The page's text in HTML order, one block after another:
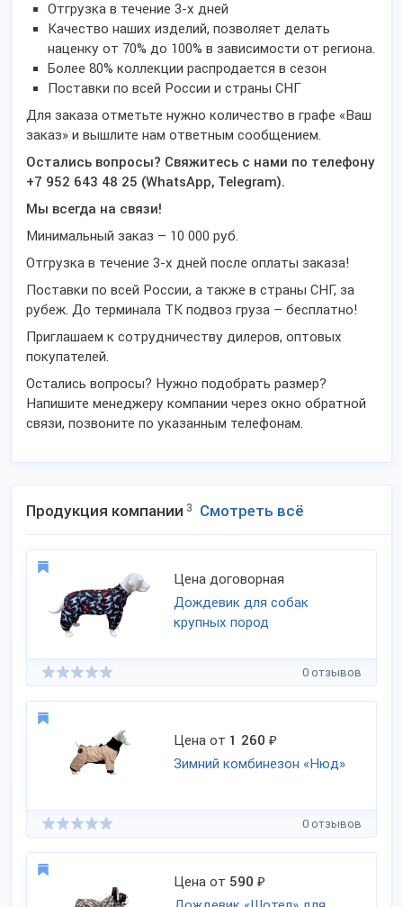
Отгрузка в течение 3-х дней
Качество наших изделий, позволяет делать
наценку от 70% до 100% в зависимости от региона.
Более 80% коллекции распродается в сезон
Поставки по всей России и страны СНГ
Для заказа отметьте нужно количество в графе «Ваш
заказ» и вышлите нам ответным сообщением.
Остались вопросы? Свяжитесь с нами по телефону
+7 952 643 48 25 (WhatsApp, Telegram).
Мы всегда на связи!
Минимальный заказ – 10 000 руб.
Отгрузка в течение 3-х дней после оплаты заказа!
Поставки по всей России, а также в страны СНГ, за
рубеж. До терминала ТК подвоз груза – бесплатно!
Приглашаем к сотрудничеству дилеров, оптовых
покупателей.
Остались вопросы? Нужно подобрать размер?
Напишите менеджеру компании через окно обратной
связи, позвоните по указанным телефонам.
Продукция компании 3 Смотреть всё
Цена договорная
Дождевик для собак
крупных пород
0 отзывов
Цена от 1 260 ₽
Зимний комбинезон «Нюд»
0 отзывов
Цена от 590 ₽